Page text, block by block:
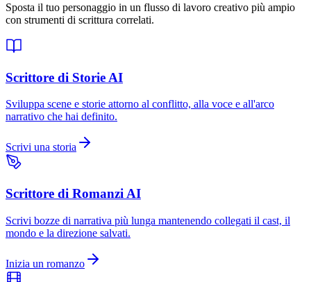
Sposta il tuo personaggio in un flusso di lavoro creativo più ampio
con strumenti di scrittura correlati.
Scrittore di Storie AI
Sviluppa scene e storie attorno al conflitto, alla voce e all'arco
narrativo che hai definito.
Scrivi una storia
Scrittore di Romanzi AI
Scrivi bozze di narrativa più lunga mantenendo collegati il cast, il
mondo e la direzione salvati.
Inizia un romanzo